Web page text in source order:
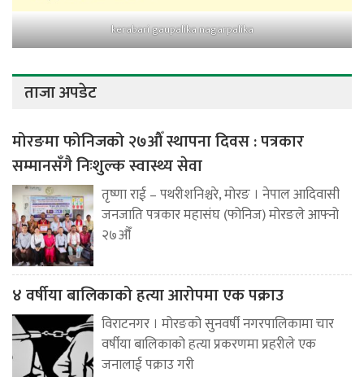
kerabari gaupalika nagarpalika
ताजा अपडेट
मोरङमा फोनिजको २७औँ स्थापना दिवस : पत्रकार
सम्मानसँगै निःशुल्क स्वास्थ्य सेवा
तृष्णा राई – पथरीशनिश्चरे, मोरङ । नेपाल आदिवासी
जनजाति पत्रकार महासंघ (फोनिज) मोरङले आफ्नो
२७औँ
४ वर्षीया बालिकाको हत्या आरोपमा एक पक्राउ
विराटनगर । मोरङको सुनवर्षी नगरपालिकामा चार
वर्षीया बालिकाको हत्या प्रकरणमा प्रहरीले एक
जनालाई पक्राउ गरी